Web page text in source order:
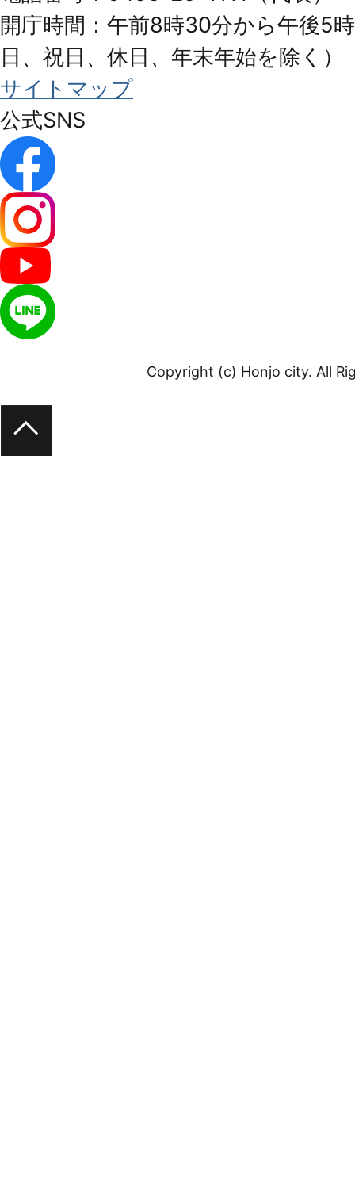
開庁時間：午前8時30分から午後5
日、祝日、休日、年末年始を除く）
サイトマップ
公式SNS
Copyright (c) Honjo city. All